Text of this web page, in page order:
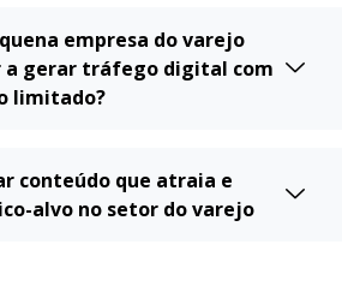
empresa do varejo
a gerar tráfego digital com
limitado?
conteúdo que atraia e
alvo no setor do varejo